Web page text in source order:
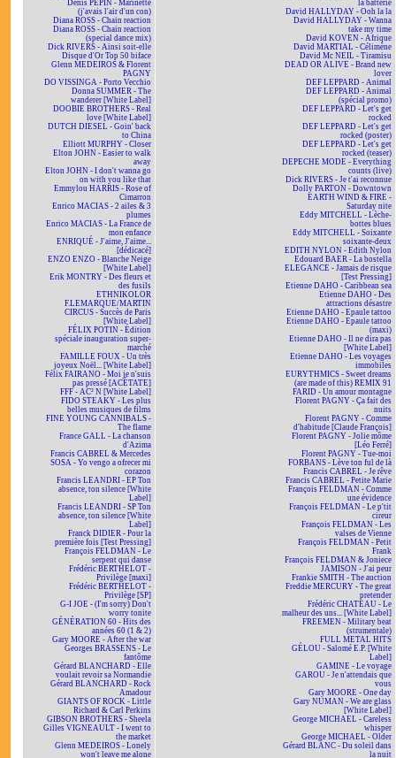
Denis PEPIN - Marinette
(j'avais l'air d'un con)
Diana ROSS - Chain reaction
Diana ROSS - Chain reaction
(special dance mix)
Dick RIVERS - Ainsi soit-elle
Disque d'Or Top 50 biface
Glenn MEDEIROS & Florent
PAGNY
DO VISSINGA - Porto Vecchio
Donna SUMMER - The
wanderer [White Label]
DOOBIE BROTHERS - Real
love [White Label]
DUTCH DIESEL - Goin' back
to China
Elliott MURPHY - Closer
Elton JOHN - Easier to walk
away
Elton JOHN - I don't wanna go
on with you like that
Emmylou HARRIS - Rose of
Cimarron
Enrico MACIAS - 2 ailes & 3
plumes
Enrico MACIAS - La France de
mon enfance
ENRIQUÉ - J'aime, J'aime...
[dédicacé]
ENZO ENZO - Blanche Neige
[White Label]
Erik MONTRY - Des fleurs et
des fusils
ETHNIKOLOR
F.LEMARQUE/MARTIN
CIRCUS - Succès de Paris
[White Label]
FÉLIX POTIN - Édition
spéciale inauguration super-
marché
FAMILLE FOUX - Un très
joyeux Noël... [White Label]
Félix FAIRANO - Moi je n'suis
pas pressé [ACÉTATE]
FFF - AC² N [White Label]
FIDO STEAKY - Les plus
belles musiques de films
FINE YOUNG CANNIBALS -
The flame
France GALL - La chanson
d'Azima
Francis CABREL & Mercedes
SOSA - Yo vengo a ofrecer mi
corazon
Francis LEANDRI - EP Ton
absence, ton silence [White
Label]
Francis LEANDRI - SP Ton
absence, ton silence [White
Label]
Franck DIDIER - Pour la
première fois [Test Pressing]
François FELDMAN - Le
serpent qui danse
Frédéric BERTHELOT -
Privilège [maxi]
Frédéric BERTHELOT -
Privilège [SP]
G-I JOE - (I'm sorry) Don't
worry tonite
GÉNÉRATION 60 - Hits des
années 60 (1 & 2)
Gary MOORE - After the war
Georges BRASSENS - Le
fantôme
Gérard BLANCHARD - Elle
voulait revoir sa Normandie
Gérard BLANCHARD - Rock
Amadour
GIANTS OF ROCK - Little
Richard & Carl Perkins
GIBSON BROTHERS - Sheela
Gilles VIGNEAULT - I went to
the market
Glenn MEDEIROS - Lonely
won't leave me alone
la batterie
David HALLYDAY - Ooh la la
David HALLYDAY - Wanna
take my time
David KOVEN - Afrique
David MARTIAL - Célimène
David Mc NEIL - Tiramisu
DEAD OR ALIVE - Brand new
lover
DEF LEPPARD - Animal
DEF LEPPARD - Animal
(spécial promo)
DEF LEPPARD - Let's get
rocked
DEF LEPPARD - Let's get
rocked (poster)
DEF LEPPARD - Let's get
rocked (teaser)
DEPECHE MODE - Everything
counts (live)
Dick RIVERS - Je t'ai reconnue
Dolly PARTON - Downtown
EARTH WIND & FIRE -
Saturday nite
Eddy MITCHELL - Lèche-
bottes blues
Eddy MITCHELL - Soixante
soixante-deux
EDITH NYLON - Edith Nylon
Edouard BAER - La bostella
ELEGANCE - Jamais de risque
[Test Pressing]
Etienne DAHO - Caribbean sea
Etienne DAHO - Des
attractions désastre
Etienne DAHO - Epaule tattoo
Etienne DAHO - Epaule tattoo
(maxi)
Etienne DAHO - Il ne dira pas
[White Label]
Etienne DAHO - Les voyages
immobiles
EURYTHMICS - Sweet dreams
(are made of this) REMIX 91
FARID - Un amour montagne
Florent PAGNY - Ça fait des
nuits
Florent PAGNY - Comme
d'habitude [Claude François]
Florent PAGNY - Jolie môme
[Léo Ferré]
Florent PAGNY - Tue-moi
FORBANS - Lève ton ful de là
Francis CABREL - Je rêve
Francis CABREL - Petite Marie
François FELDMAN - Comme
une évidence
François FELDMAN - Le p'tit
cireur
François FELDMAN - Les
valses de Vienne
François FELDMAN - Petit
Frank
François FELDMAN & Joniece
JAMISON - J'ai peur
Frankie SMITH - The auction
Freddie MERCURY - The great
pretender
Frédéric CHATEAU - Le
malheur des uns... [White Label]
FREEMEN - Military beat
(strumentale)
FULL METAL HITS
GÉLOU - Salomé E.P. [White
Label]
GAMINE - Le voyage
GAROU - Je n'attendais que
vous
Gary MOORE - One day
Gary NUMAN - We are glass
[White Label]
George MICHAEL - Careless
whisper
George MICHAEL - Older
Gérard BLANC - Du soleil dans
la nuit